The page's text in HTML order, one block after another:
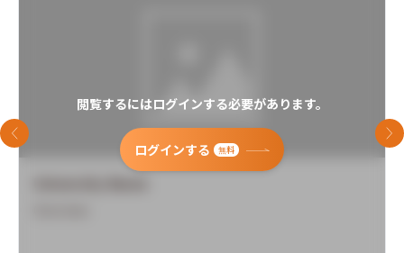
閲覧するにはログインする必要があります。
ログインする 無料
前のスライド 次